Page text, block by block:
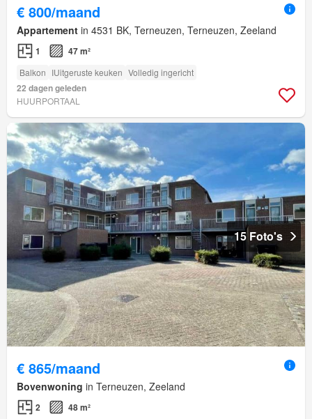
€ 800/maand
Appartement in 4531 BK, Terneuzen, Terneuzen, Zeeland
1 47 m²
Balkon IUitgeruste keuken Volledig ingericht
22 dagen geleden
HUURPORTAAL
15 Foto's
€ 865/maand
Bovenwoning in Terneuzen, Zeeland
2
48 m²